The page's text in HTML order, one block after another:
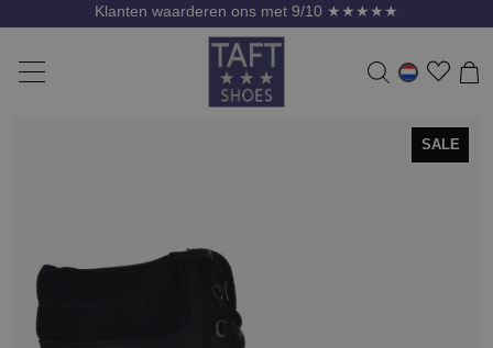
Klanten waarderen ons met 9/10 ★★★★★
SALE